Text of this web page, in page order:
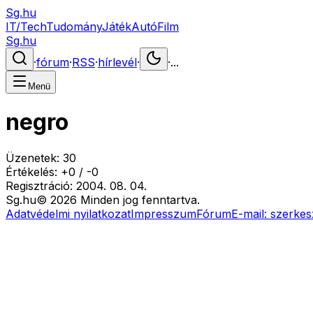
Sg.hu
IT/TechTudományJátékAutóFilm
Sg.hu
·fórum·RSS·hírlevél· ·...
Menü
negro
Üzenetek: 30
Értékelés: +0 / -0
Regisztráció: 2004. 08. 04.
Sg.hu© 2026 Minden jog fenntartva.
Adatvédelmi nyilatkozatImpresszumFórumE-mail: